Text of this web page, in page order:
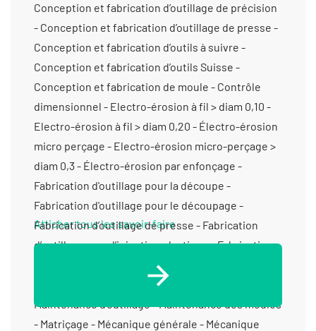
Conception et fabrication d’outillage de précision
- Conception et fabrication d’outillage de presse -
Conception et fabrication d’outils à suivre -
Conception et fabrication d’outils Suisse -
Conception et fabrication de moule - Contrôle
dimensionnel - Electro-érosion à fil > diam 0,10 -
Electro-érosion à fil > diam 0,20 - Électro-érosion
micro perçage - Electro-érosion micro-perçage >
diam 0,3 - Électro-érosion par enfonçage -
Fabrication d'outillage pour la découpe -
Fabrication d'outillage pour le découpage -
Fabrication d’outillage de presse - Fabrication
d’outillage pour l’injection plastique - Fabrication
de poinçon-matrice - Filetage - Fraisage
horizontal - Fraisage proto - Fraisage série -
Maintenance d’outillage - Maintenance des moules
- Matriçage - Mécanique générale - Mécanique
Afficher tous les savoir-faire